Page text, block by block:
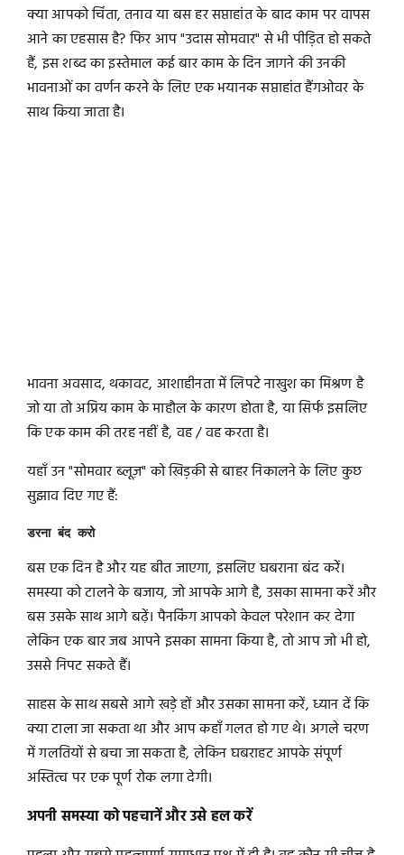
क्या आपको चिंता, तनाव या बस हर सप्ताहांत के बाद काम पर वापस
आने का एहसास है? फिर आप "उदास सोमवार" से भी पीड़ित हो सकते
हैं, इस शब्द का इस्तेमाल कई बार काम के दिन जागने की उनकी
भावनाओं का वर्णन करने के लिए एक भयानक सप्ताहांत हैंगओवर के
साथ किया जाता है।
भावना अवसाद, थकावट, आशाहीनता में लिपटे नाखुश का मिश्रण है
जो या तो अप्रिय काम के माहौल के कारण होता है, या सिर्फ इसलिए
कि एक काम की तरह नहीं है, वह / वह करता है।
यहाँ उन "सोमवार ब्लूज़" को खिड़की से बाहर निकालने के लिए कुछ
सुझाव दिए गए हैं:
डरना बंद करो
बस एक दिन है और यह बीत जाएगा, इसलिए घबराना बंद करें।
समस्या को टालने के बजाय, जो आपके आगे है, उसका सामना करें और
बस उसके साथ आगे बढ़ें। पैनकिंग आपको केवल परेशान कर देगा
लेकिन एक बार जब आपने इसका सामना किया है, तो आप जो भी हो,
उससे निपट सकते हैं।
साहस के साथ सबसे आगे खड़े हों और उसका सामना करें, ध्यान दें कि
क्या टाला जा सकता था और आप कहाँ गलत हो गए थे। अगले चरण
में गलतियों से बचा जा सकता है, लेकिन घबराहट आपके संपूर्ण
अस्तित्व पर एक पूर्ण रोक लगा देगी।
अपनी समस्या को पहचानें और उसे हल करें